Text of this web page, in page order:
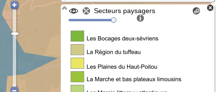
Secteurs paysagers